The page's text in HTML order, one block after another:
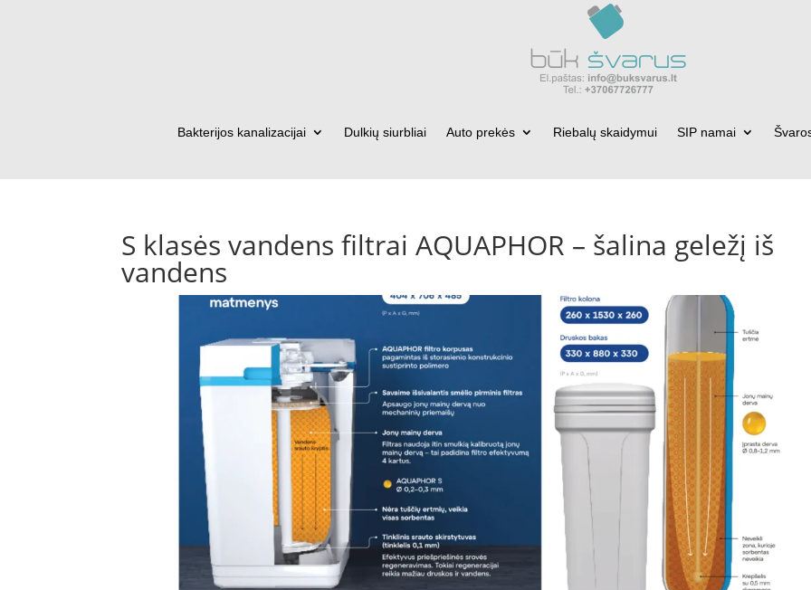
Bakterijos kanalizacijai Dulkių siurbliai Auto prekės Riebalų skaidymui SIP namai
S klasės vandens filtrai AQUAPHOR – šalina geležį iš
vandens